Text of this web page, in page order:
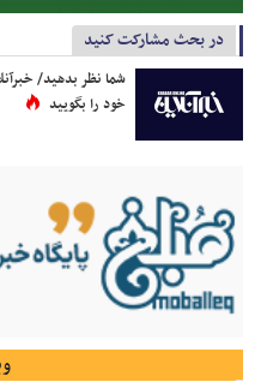
در بحث مشارکت کنید
شما نظر بدهید/
خود را بگویید